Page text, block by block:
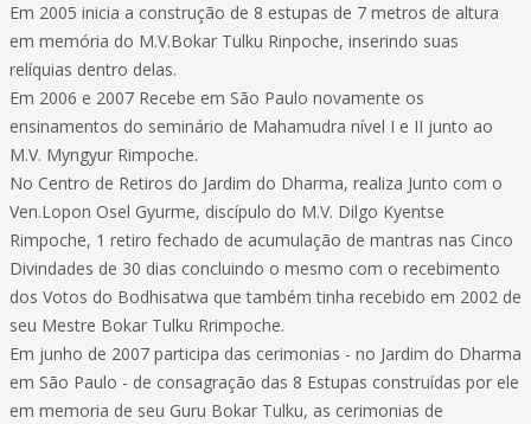
Em 2005 inicia a construção de 8 estupas de 7 metros de altura
em memória do M.V.Bokar Tulku Rinpoche, inserindo suas
relíquias dentro delas.
Em 2006 e 2007 Recebe em São Paulo novamente os
ensinamentos do seminário de Mahamudra nível I e II junto ao
M.V. Myngyur Rimpoche.
No Centro de Retiros do Jardim do Dharma, realiza Junto com o
Ven.Lopon Osel Gyurme, discípulo do M.V. Dilgo Kyentse
Rimpoche, 1 retiro fechado de acumulação de mantras nas Cinco
Divindades de 30 dias concluindo o mesmo com o recebimento
dos Votos do Bodhisatwa que também tinha recebido em 2002 de
seu Mestre Bokar Tulku Rrimpoche.
Em junho de 2007 participa das cerimonias - no Jardim do Dharma
em São Paulo - de consagração das 8 Estupas construídas por ele
em memoria de seu Guru Bokar Tulku, as cerimonias de